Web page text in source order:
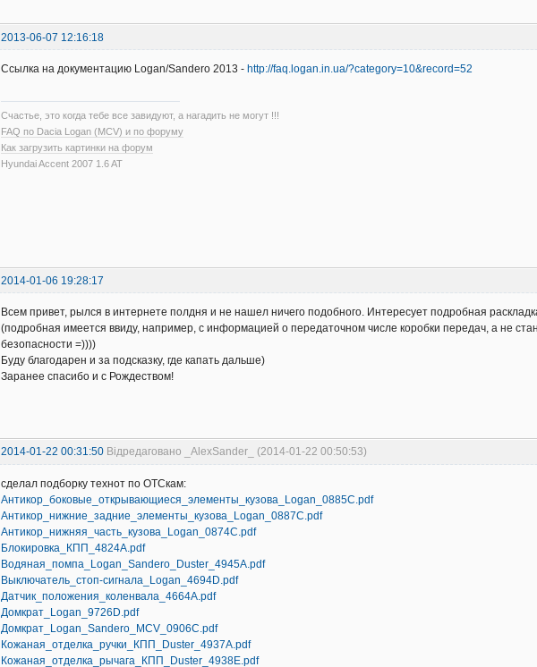
2013-06-07 12:16:18
Ссылка на документацию Logan/Sandero 2013 -http://faq.logan.in.ua/?category=10&record=52
Счастье, это когда тебе все завидуют, а нагадить не могут !!!
FAQ по Dacia Logan (MCV) и по форуму
Как загрузить картинки на форум
Hyundai Accent 2007 1.6 AT
2014-01-06 19:28:17
Всем привет, рылся в интернете полдня и не нашел ничего подобного. Интересует подробная
(подробная имеется ввиду, например, с информацией о передаточном числе коробки передач, а не
безопасности =))))
Буду благодарен и за подсказку, где капать дальше)
Заранее спасибо и с Рождеством!
2014-01-22 00:31:50 Відредаговано _AlexSander_ (2014-01-22 00:50:53)
сделал подборку технот по ОТСкам:
Антикор_боковые_открывающиеся_элементы_кузова_Logan_0885C.pdf
Антикор_нижние_задние_элементы_кузова_Logan_0887C.pdf
Антикор_нижняя_часть_кузова_Logan_0874C.pdf
Блокировка_КПП_4824A.pdf
Водяная_помпа_Logan_Sandero_Duster_4945A.pdf
Выключатель_стоп-сигнала_Logan_4694D.pdf
Датчик_положения_коленвала_4664A.pdf
Домкрат_Logan_9726D.pdf
Домкрат_Logan_Sandero_MCV_0906C.pdf
Кожаная_отделка_ручки_КПП_Duster_4937A.pdf
Кожаная_отделка_рычага_КПП_Duster_4938E.pdf